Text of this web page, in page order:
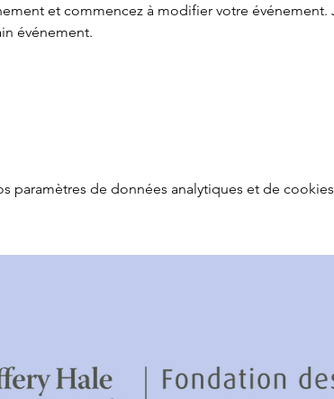
et commencez à modifier votre événement.
événement.
paramètres de données analytiques et de